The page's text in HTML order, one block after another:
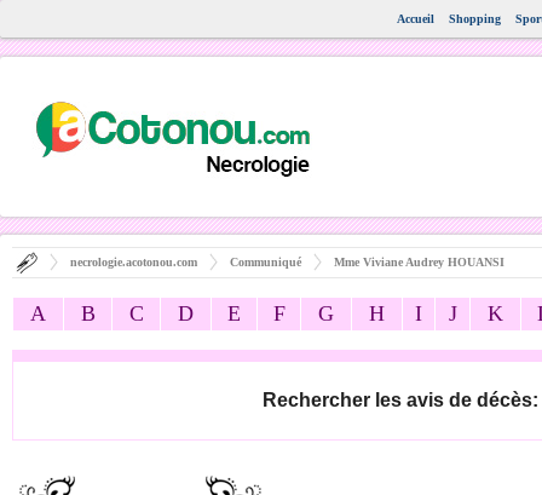
Accueil Shopping
necrologie.acotonou.com Communiqué Mme Viviane Audrey HOUANSI
A B C D E F G H I J K
Rechercher les avis de décès: